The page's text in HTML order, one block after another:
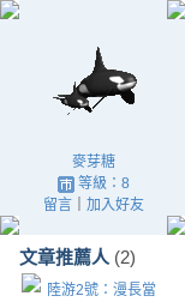
麥芽糖
等級：8
留言｜ 加入好友
文章推薦人 (2)
陸游2號：漫長當